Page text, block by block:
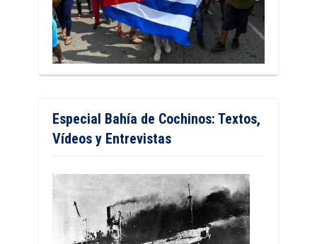
Especial Bahía de Cochinos: Textos,
Vídeos y Entrevistas